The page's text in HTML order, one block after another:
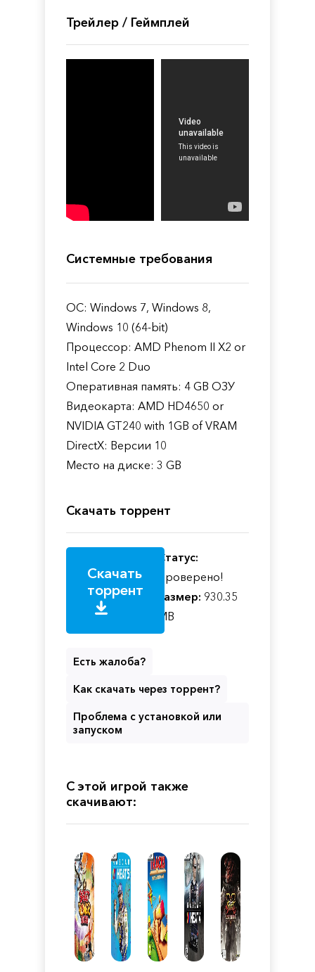
Трейлер / Геймплей
Системные требования
ОС: Windows 7, Windows 8,
Windows 10 (64-bit)
Процессор: AMD Phenom II X2 or
Intel Core 2 Duo
Оперативная память: 4 GB ОЗУ
Видеокарта: AMD HD4650 or
NVIDIA GT240 with 1GB of VRAM
DirectX: Версии 10
Место на диске: 3 GB
Скачать торрент
Скачать
торрент
Статус:
Проверено!
Размер: 930.35
MB
Есть жалоба?
Как скачать через торрент?
Проблема с установкой или
запуском
С этой игрой также
скачивают: